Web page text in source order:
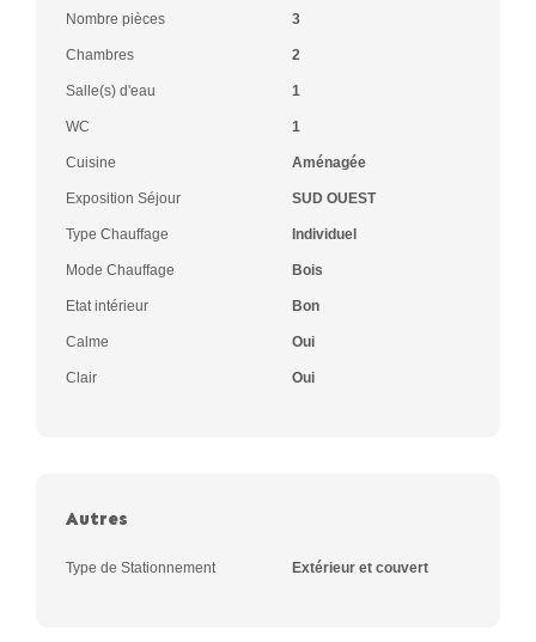
Nombre pièces 3
Chambres 2
Salle(s) d'eau 1
WC 1
Cuisine Aménagée
Exposition Séjour SUD OUEST
Type Chauffage Individuel
Mode Chauffage Bois
Etat intérieur Bon
Calme Oui
Clair Oui
Autres
Type de Stationnement Extérieur et couvert